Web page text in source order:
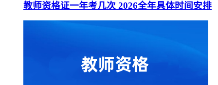
教师资格证一年考几次 2026全年具体时间安排